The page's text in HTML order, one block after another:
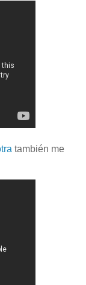
también me